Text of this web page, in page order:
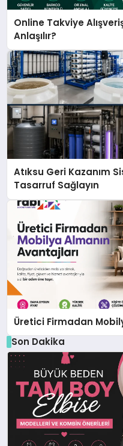
Online Takviye
Anlaşılır?
Atıksu Geri Kazanım
Tasarruf Sağlayın
Üretici Firmadan
Son Dakika